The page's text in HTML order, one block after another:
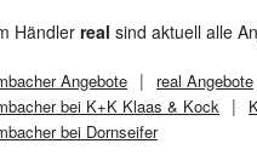
Händlerreal sind aktuell alle
Angebote real Angebote
bei K+K Klaas & Kock
bei Dornseifer